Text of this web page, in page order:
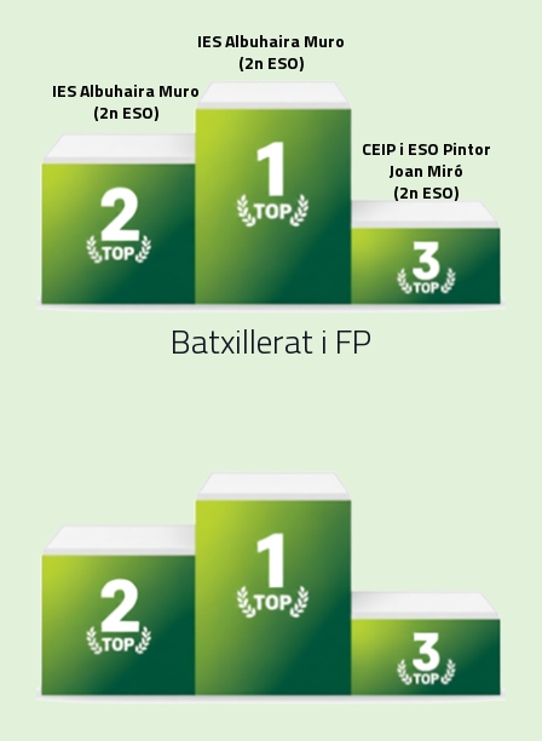
IES Albuhaira Muro
(2n ESO)
IES Albuhaira Muro
(2n ESO)
CEIP i ESO Pintor
Joan Miró
(2n ESO)
Batxillerat i FP